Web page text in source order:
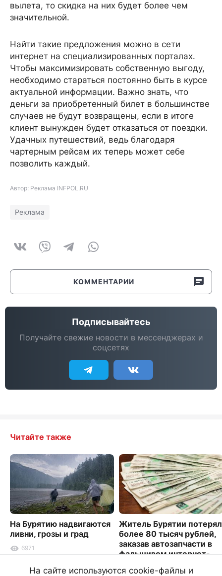
вылета, то скидка на них будет более чем
значительной.
Найти такие предложения можно в сети
интернет на специализированных порталах.
Чтобы максимизировать собственную выгоду,
необходимо стараться постоянно быть в курсе
актуальной информации. Важно знать, что
деньги за приобретенный билет в большинстве
случаев не будут возвращены, если в итоге
клиент вынужден будет отказаться от поездки.
Удачных путешествий, ведь благодаря
чартерным рейсам их теперь может себе
позволить каждый.
Автор: Реклама INFPOL.RU
Реклама
КОММЕНТАРИИ
Подписывайтесь
Получайте свежие новости в мессенджерах и
соцсетях
Читайте также
На Бурятию надвигаются
ливни, грозы и град
6971
Житель Бурятии потерял
более 80 тысяч рублей,
заказав автозапчасти в
фальшивом интернет-
На сайте используются cookie-файлы и